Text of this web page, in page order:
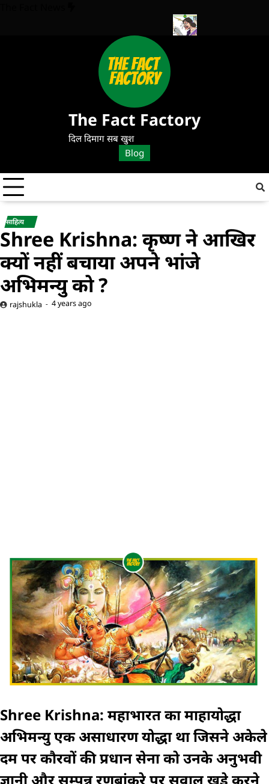
है? CSK के साथ रोमांचक मुकाबला! Electricity Bill Gwalior: बिजली
The Fact Factory
दिल दिमाग सब खुश
Blog
साहित्य
Shree Krishna: कृष्ण ने आखिर
क्यों नहीं बचाया अपने भांजे
अभिमन्यु को ?
rajshukla 4 years ago
Shree Krishna: महाभारत का माहायोद्धा
अभिमन्यु एक असाधारण योद्धा था जिसने अकेले
दम पर कौरवों की प्रधान सेना को उनके अनुभवी
ज्ञानी और सम्पन्न रणबांकुरे पर सवाल खड़े करने